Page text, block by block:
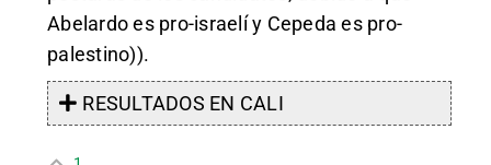
Abelardo es pro-israelí y Cepeda es pro-
palestino)).
RESULTADOS EN CALI